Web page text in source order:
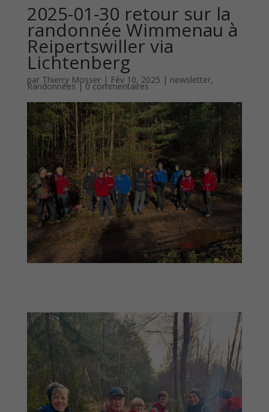
2025-01-30 retour sur la
randonnée Wimmenau à
Reipertswiller via
Lichtenberg
par Thierry Mosser| Fév 10, 2025 | newsletter,
Randonnées|0 commentaires